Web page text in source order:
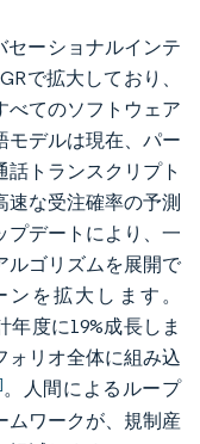
セーショナルインテ
で拡大しており、
べてのソフトウェア
モデルは現在、パー
トランスクリプト
な受注確率の予測
プデートにより、一
ルゴリズムを展開で
を拡大します。
年度に19%成長しま
ォリオ全体に組み込
。人間によるループ
ムワークが、規制産